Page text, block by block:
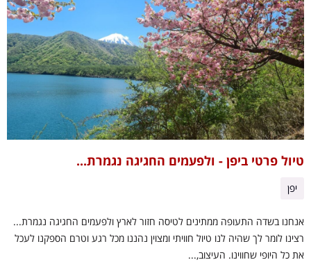
טיול פרטי ביפן - ולפעמים החגיגה נגמרת...
יפן
אנחנו בשדה התעופה ממתינים לטיסה חזור לארץ ולפעמים החגיגה נגמרת...
רצינו לומר לך שהיה לנו טיול חוויתי ומצוין נהננו מכל רגע וטרם הספקנו לעכל
את כל היופי שחווינו. העיצוב,...